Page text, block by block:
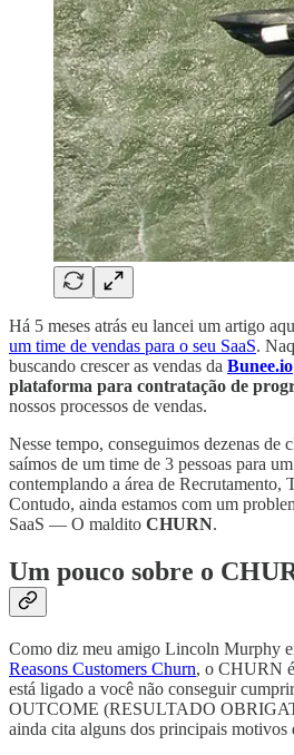
Há 5 meses atrás eu lancei um artigo
um time de vendas para o seu SaaS.
buscando crescer as vendas da Bunee.io
plataforma para contratação de
nossos processos de vendas.
Nesse tempo, conseguimos dezenas de
saímos de um time de 3 pessoas para
contemplando a área de Recrutamento,
Contudo, ainda estamos com um
SaaS — O maldito CHURN.
Um pouco sobre o
Como diz meu amigo Lincoln Murphy
Reasons Customers Churn, o CHURN
está ligado a você não conseguir
OUTCOME (RESULTADO
ainda cita alguns dos principais motivos